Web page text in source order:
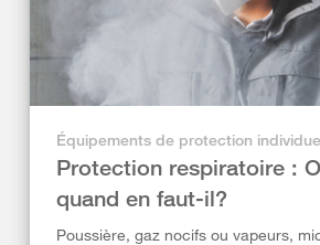
Équipements de protection
Protection respiratoire :
quand en faut-il?
Poussière, gaz nocifs ou vapeurs,